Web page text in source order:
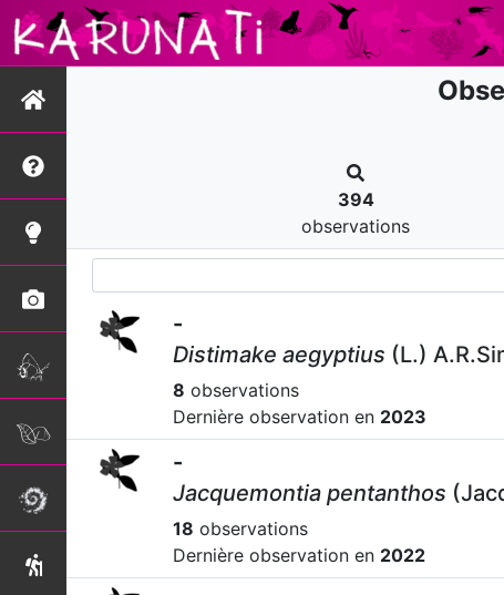
394
observations
-
Distimake aegyptius (L.)
8 observations
Dernière observation en 2023
-
Jacquemontia pentanthos
18 observations
Dernière observation en 2022